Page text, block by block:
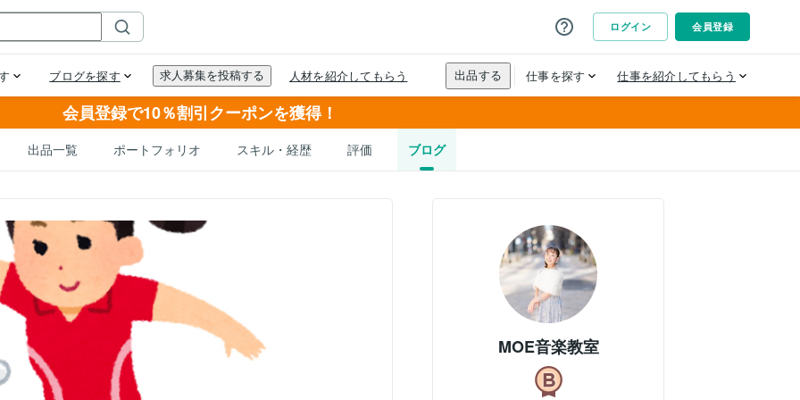
会員登録で10％割引クーポンを獲得！
出品一覧 ポートフォリオ スキル・経歴 評価 ブログ
MOE音楽教室